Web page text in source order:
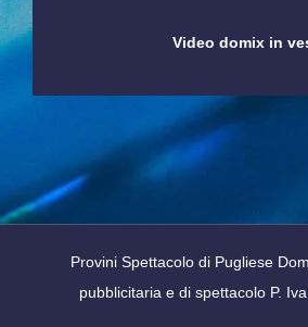
articoliVideo domix in
Provini Spettacolo di Pugliese
pubblicitaria e di spettacolo P.